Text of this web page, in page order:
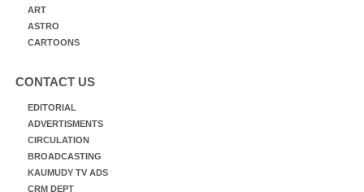
ART
ASTRO
CARTOONS
CONTACT US
EDITORIAL
ADVERTISMENTS
CIRCULATION
BROADCASTING
KAUMUDY TV ADS
CRM DEPT